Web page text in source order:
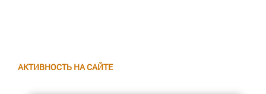
АКТИВНОСТЬ НА САЙТЕ